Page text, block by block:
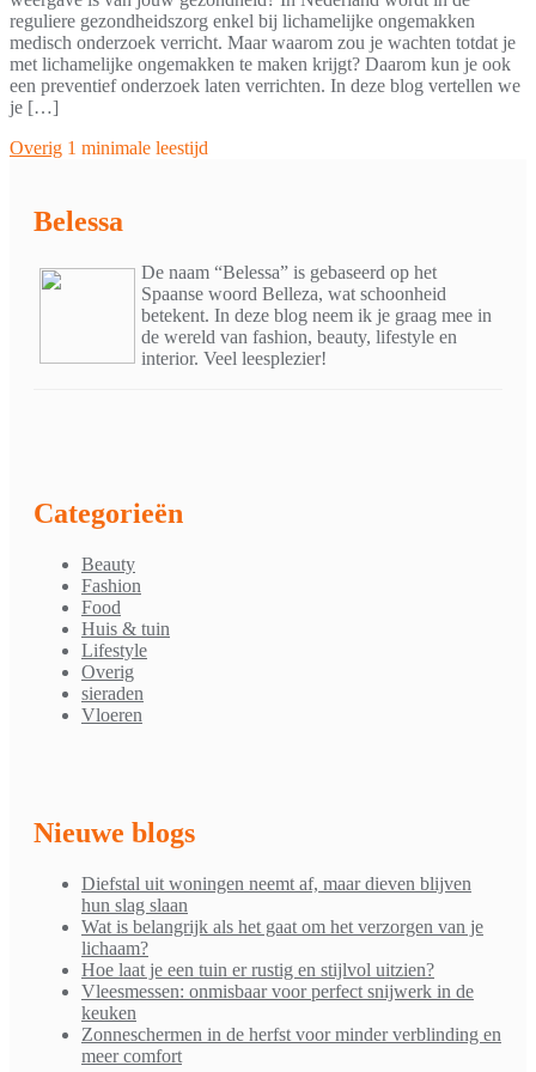
reguliere gezondheidszorg enkel bij lichamelijke ongemakken
medisch onderzoek verricht. Maar waarom zou je wachten totdat je
met lichamelijke ongemakken te maken krijgt? Daarom kun je ook
een preventief onderzoek laten verrichten. In deze blog vertellen we
je […]
Overig 1 minimale leestijd
Belessa
De naam “Belessa” is gebaseerd op het
Spaanse woord Belleza, wat schoonheid
betekent. In deze blog neem ik je graag mee in
de wereld van fashion, beauty, lifestyle en
interior. Veel leesplezier!
Categorieën
Beauty
Fashion
Food
Huis & tuin
Lifestyle
Overig
sieraden
Vloeren
Nieuwe blogs
Diefstal uit woningen neemt af, maar dieven blijven
hun slag slaan
Wat is belangrijk als het gaat om het verzorgen van je
lichaam?
Hoe laat je een tuin er rustig en stijlvol uitzien?
Vleesmessen: onmisbaar voor perfect snijwerk in de
keuken
Zonneschermen in de herfst voor minder verblinding en
meer comfort